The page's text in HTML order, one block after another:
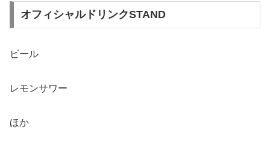
オフィシャルドリンクSTAND
ビール
レモンサワー
ほか